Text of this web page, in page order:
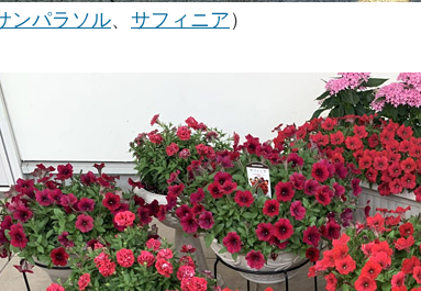
ンパラソル、 サフィニア ）